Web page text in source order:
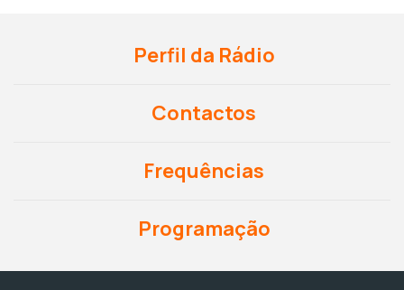
Perfil da Rádio
Contactos
Frequências
Programação